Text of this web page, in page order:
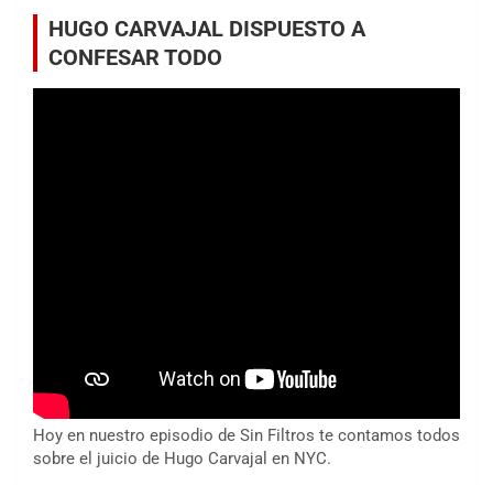
HUGO CARVAJAL DISPUESTO A
CONFESAR TODO
Hoy en nuestro episodio de Sin Filtros te contamos todos
sobre el juicio de Hugo Carvajal en NYC.